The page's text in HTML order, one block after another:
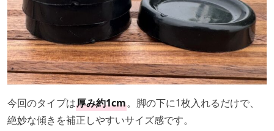
今回のタイプは厚み約1cm。脚の下に1枚入れるだけで、
絶妙な傾きを補正しやすいサイズ感です。